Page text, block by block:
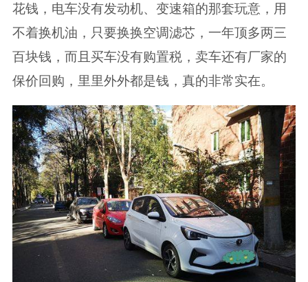
花钱，电车没有发动机、变速箱的那套玩意，用
不着换机油，只要换换空调滤芯，一年顶多两三
百块钱，而且买车没有购置税，卖车还有厂家的
保价回购，里里外外都是钱，真的非常实在。